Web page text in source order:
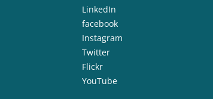
LinkedIn
facebook
Instagram
Twitter
Flickr
YouTube